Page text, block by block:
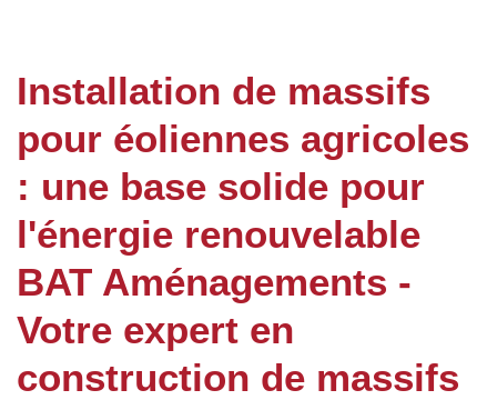
Installation de massifs
pour éoliennes agricoles
: une base solide pour
l'énergie renouvelable
BAT Aménagements -
Votre expert en
construction de massifs